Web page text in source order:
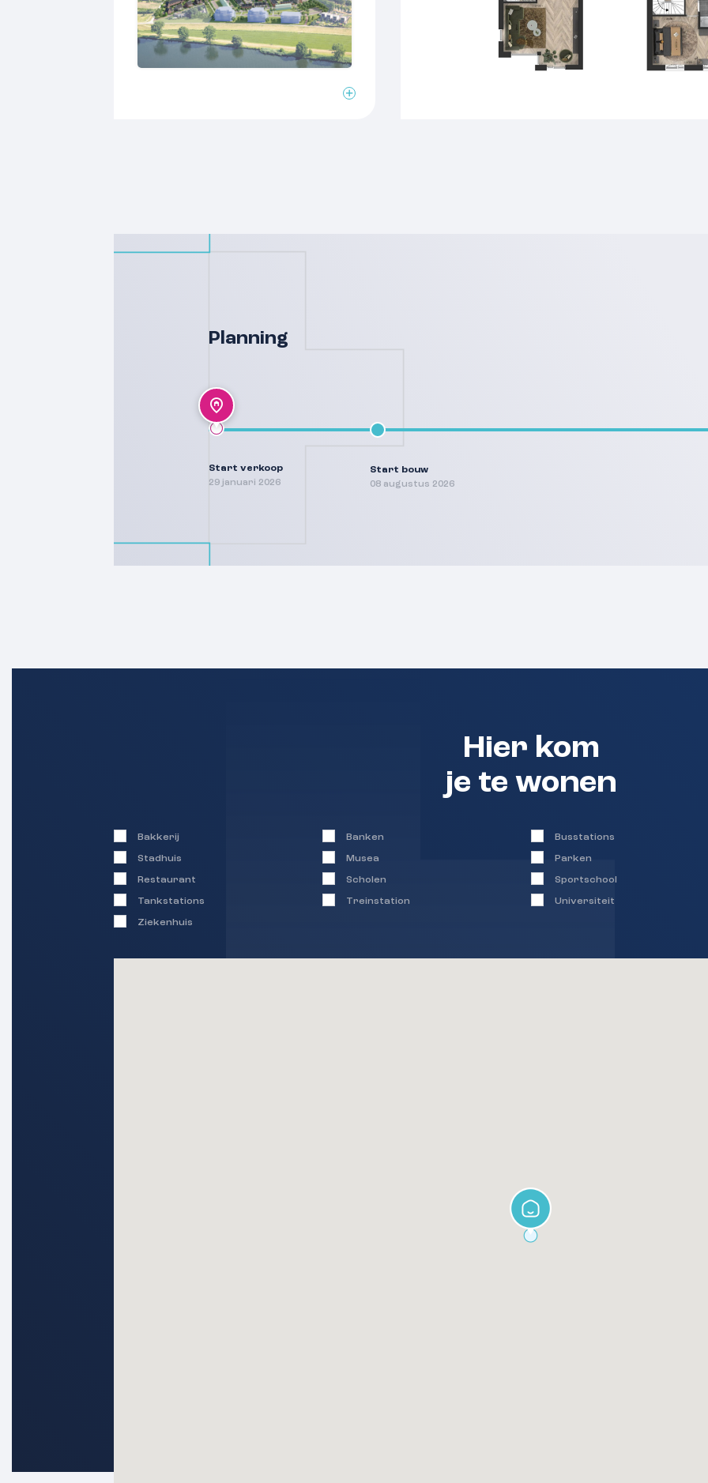
• Compleet en hoogwaardig afwerkingsniveau met diverse
uitbreidingsmogelijkheden
• Energieneutraal en gasloos wonen door balansventilatie,
een luchtwarmtepomp, vloerverwarming en vloerkoeling
Voorzieningen
Isolatie
Planning
Start verkoop
29 januari 2026
Start bouw
08 augustus 2026
Hier kom
je te wonen
Bakkerij Banken Busstations
Stadhuis Musea Parken
Restaurant Scholen Sportschool
Tankstations Treinstation Universiteit
Ziekenhuis